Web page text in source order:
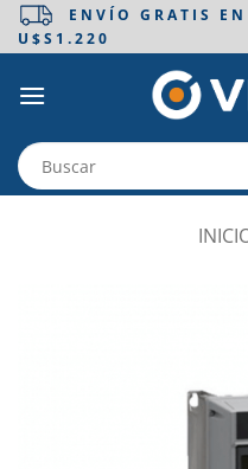
Saltar
ENVÍO GRATIS
U$S1.220